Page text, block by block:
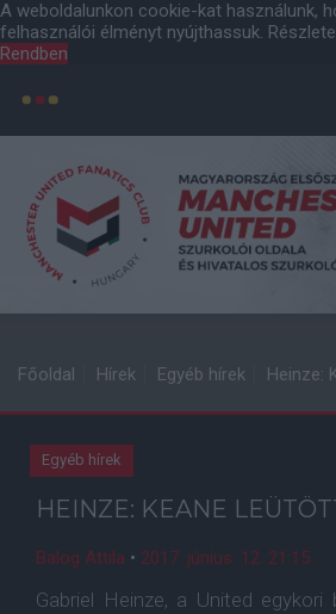
A weboldalunkon cookie-kat használunk,
felhasználói élményt nyújthassuk.
Rendben
Főoldal Hírek Egyéb hírek Heinze:
Egyéb hírek
HEINZE: KEANE
Balog Attila • 2017. június. 12. 21:15
Gabriel Heinze, a United egykori